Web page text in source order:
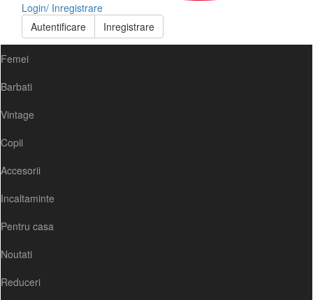
Login/ Inregistrare
Autentificare
Inregistrare
Femei
Barbati
Vintage
Copii
Accesorii
Incaltaminte
Pentru casa
Noutati
Reduceri